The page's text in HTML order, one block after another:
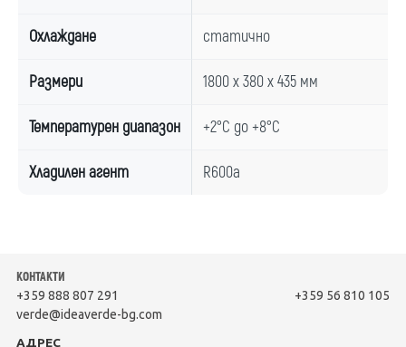
Охлаждане статично
Размери 1800 x 380 x 435 мм
Температурен диапазон +2°С до +8°С
Хладилен агент R600a
КОНТАКТИ
+359 888 807 291
+359 56 810 105
verde@ideaverde-bg.com
АДРЕС